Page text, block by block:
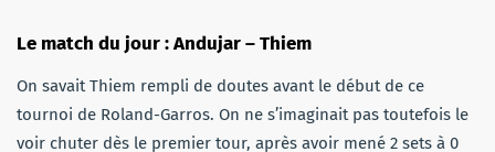
Le match du jour : Andujar – Thiem
On savait Thiem rempli de doutes avant le début de ce
tournoi de Roland-Garros. On ne s’imaginait pas toutefois le
voir chuter dès le premier tour, après avoir mené 2 sets à 0